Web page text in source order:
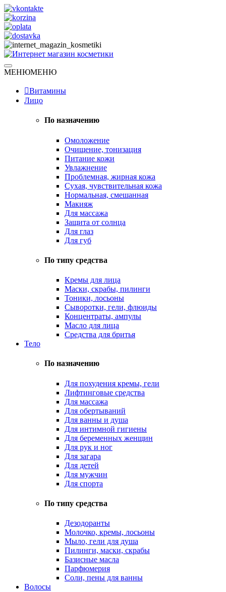
Skip
to
content
Интернет магазин косметики
Натуральная косметика
МЕНЮМЕНЮ
Витамины
Лицо
По назначению
Омоложение
Очищение, тонизация
Питание кожи
Увлажнение
Проблемная, жирная кожа
Сухая, чувствительная кожа
Нормальная, смешанная
Макияж
Для массажа
Защита от солнца
Для глаз
Для губ
По типу средства
Кремы для лица
Маски, скрабы, пилинги
Тоники, лосьоны
Сыворотки, гели, флюиды
Концентраты, ампулы
Масло для лица
Средства для бритья
Тело
По назначению
Для похудения кремы, гели
Лифтинговые средства
Для массажа
Для обертываний
Для ванны и душа
Для интимной гигиены
Для беременных женщин
Для рук и ног
Для загара
Для детей
Для мужчин
Для спорта
По типу средства
Дезодоранты
Молочко, кремы, лосьоны
Мыло, гели для душа
Пилинги, маски, скрабы
Базисные масла
Парфюмерия
Соли, пены для ванны
Волосы